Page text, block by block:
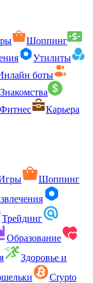
Шоппинг
Утилиты
боты
Знакомства
Карьера
Шоппинг
Трейдинг
Образование
Здоровье и
Crypto